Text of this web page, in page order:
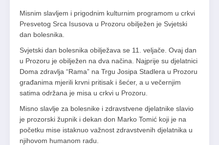
Misnim slavljem i prigodnim kulturnim programom u crkvi
Presvetog Srca Isusova u Prozoru obilježen je Svjetski
dan bolesnika.
Svjetski dan bolesnika obilježava se 11. veljače. Ovaj dan
u Prozoru je obilježen na dva načina. Najprije su djelatnici
Doma zdravlja “Rama” na Trgu Josipa Stadlera u Prozoru
građanima mjerili krvni pritisak i šećer, a u večernjim
satima održana je misa u crkvi u Prozoru.
Misno slavlje za bolesnike i zdravstvene djelatnike slavio
je prozorski župnik i dekan don Marko Tomić koji je na
početku mise istaknuo važnost zdravstvenih djelatnika u
njihovom humanom radu.